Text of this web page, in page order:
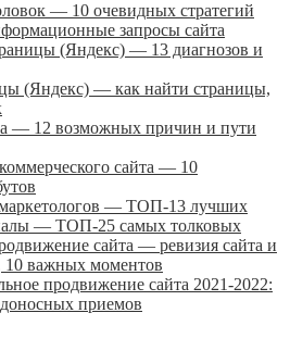
— 10 очевидных стратегий
запросы сайта
(Яндекс) — 13 диагнозов и
(Яндекс) — как найти страницы,
— 12 возможных причин и пути
сайта — 10
— ТОП-13 лучших
— ТОП-25 самых толковых
сайта — ревизия сайта и
10 важных моментов
продвижение сайта 2021-2022:
приемов